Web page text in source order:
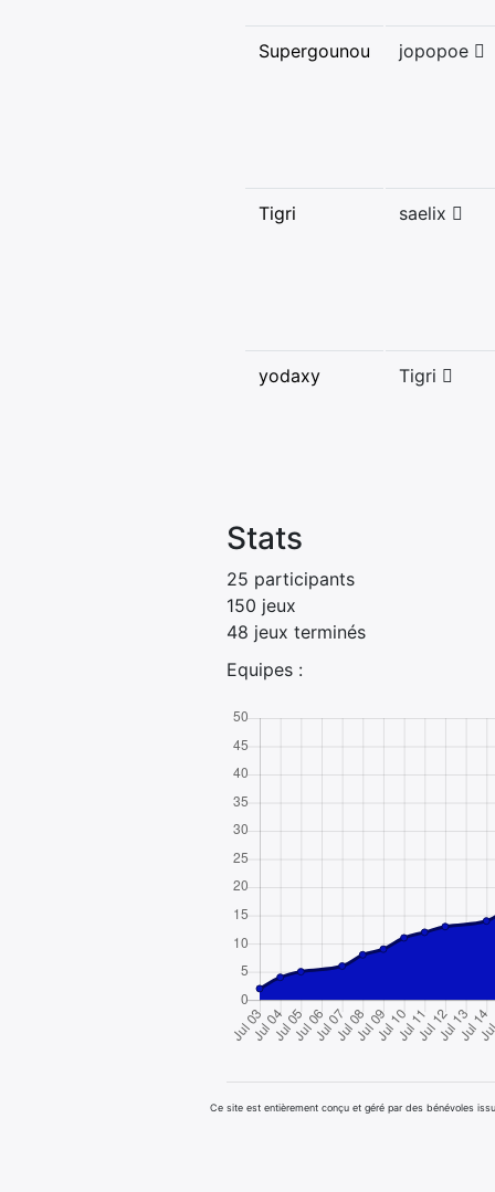
Supergounou jopopoe
Tigri saelix
yodaxy Tigri
Stats
25 participants
150 jeux
48 jeux terminés
Equipes :
Ce site est entièrement conçu et géré par des bénévoles